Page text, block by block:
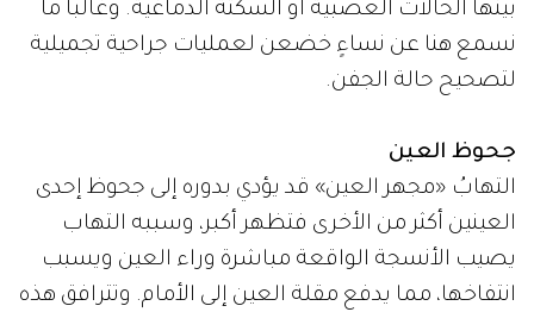
بينها الحالات العصبية أو السكتة الدماغية. وغالباً ما
نسمع هنا عن نساءٍ خضعن لعمليات جراحية تجميلية
لتصحيح حالة الجفن.
جحوظ العين
التهابُ «مجهر العين» قد يؤدي بدوره إلى جحوظ إحدى
العينين أكثر من الأخرى فتظهر أكبر، وسببه التهاب
يصيب الأنسجة الواقعة مباشرة وراء العين ويسبب
انتفاخها، مما يدفع مقلة العين إلى الأمام. وتترافق هذه